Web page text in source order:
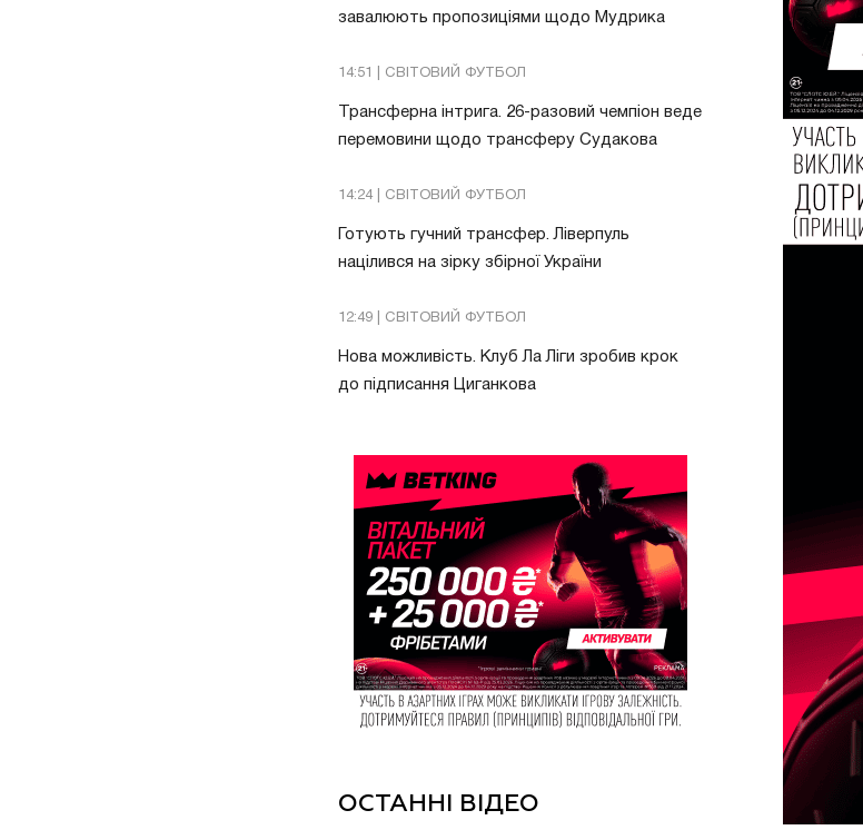
завалюють пропозиціями щодо Мудрика
14:51 | СВІТОВИЙ ФУТБОЛ
Трансферна інтрига. 26-разовий чемпіон веде
перемовини щодо трансферу Судакова
14:24 | СВІТОВИЙ ФУТБОЛ
Готують гучний трансфер. Ліверпуль
націлився на зірку збірної України
12:49 | СВІТОВИЙ ФУТБОЛ
Нова можливість. Клуб Ла Ліги зробив крок
до підписання Циганкова
ОСТАННІ ВІДЕО